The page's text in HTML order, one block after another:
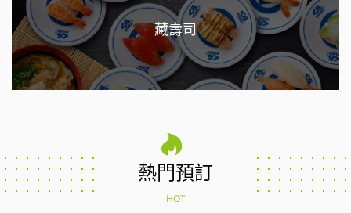
藏壽司
熱門預訂
HOT